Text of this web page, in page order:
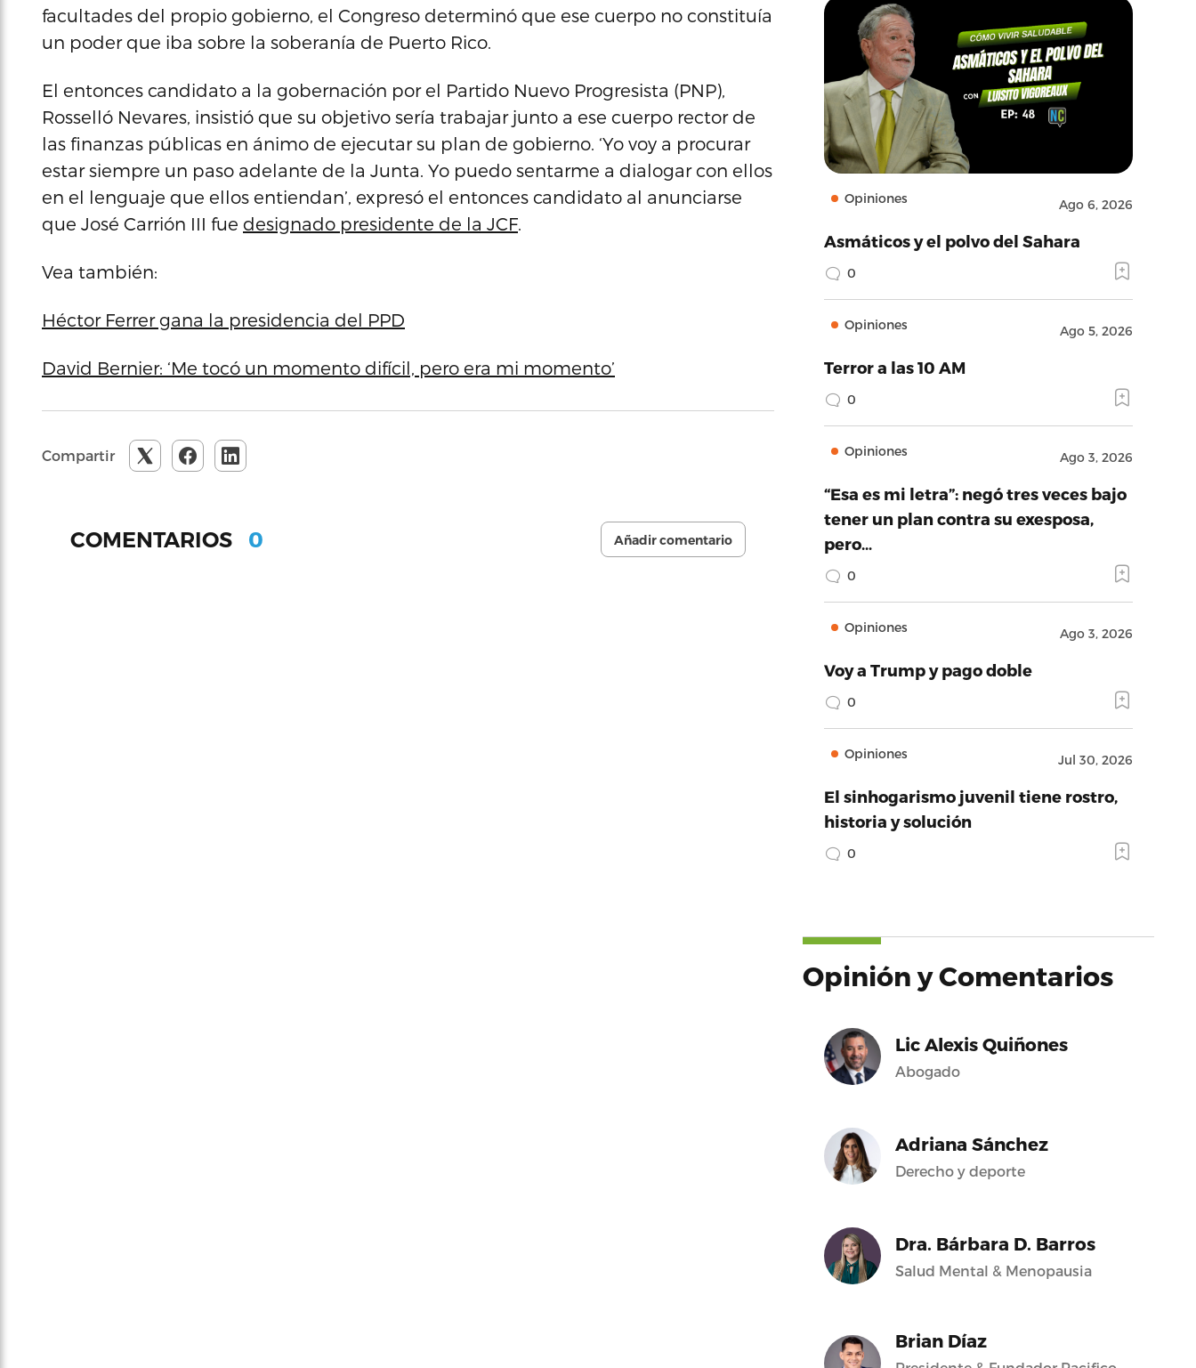
facultades del propio gobierno, el Congreso determinó que ese cuerpo no constituía
un poder que iba sobre la soberanía de Puerto Rico.
El entonces candidato a la gobernación por el Partido Nuevo Progresista (PNP),
Rosselló Nevares, insistió que su objetivo sería trabajar junto a ese cuerpo rector de
las finanzas públicas en ánimo de ejecutar su plan de gobierno. ‘Yo voy a procurar
estar siempre un paso adelante de la Junta. Yo puedo sentarme a dialogar con ellos
en el lenguaje que ellos entiendan’, expresó el entonces candidato al anunciarse
que José Carrión III fue designado presidente de la JCF.
Vea también:
Héctor Ferrer gana la presidencia del PPD
David Bernier: ‘Me tocó un momento difícil, pero era mi momento’
Compartir
COMENTARIOS 0 Añadir comentario
Opiniones Ago 6, 2026
Asmáticos y el polvo del Sahara
0
Opiniones Ago 5, 2026
Terror a las 10 AM
0
Opiniones Ago 3, 2026
“Esa es mi letra”: negó tres veces bajo
tener un plan contra su exesposa,
pero…
0
Opiniones Ago 3, 2026
Voy a Trump y pago doble
0
Opiniones Jul 30, 2026
El sinhogarismo juvenil tiene rostro,
historia y solución
0
Opinión y Comentarios
Lic Alexis Quiñones
Abogado
Adriana Sánchez
Derecho y deporte
Dra. Bárbara D. Barros
Salud Mental & Menopausia
Brian Díaz